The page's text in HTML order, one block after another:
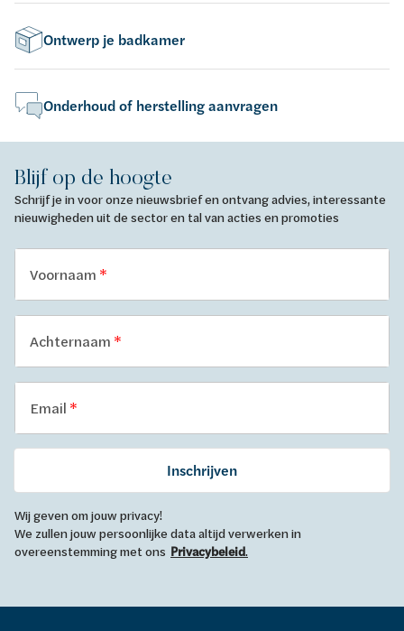
Ontwerp je badkamer
Onderhoud of herstelling aanvragen
Blijf op de hoogte
Schrijf je in voor onze nieuwsbrief en ontvang advies, interessante
nieuwigheden uit de sector en tal van acties en promoties
Voornaam
Achternaam
Email
Inschrijven
Wij geven om jouw privacy!
We zullen jouw persoonlijke data altijd verwerken in
overeenstemming met ons Privacybeleid.